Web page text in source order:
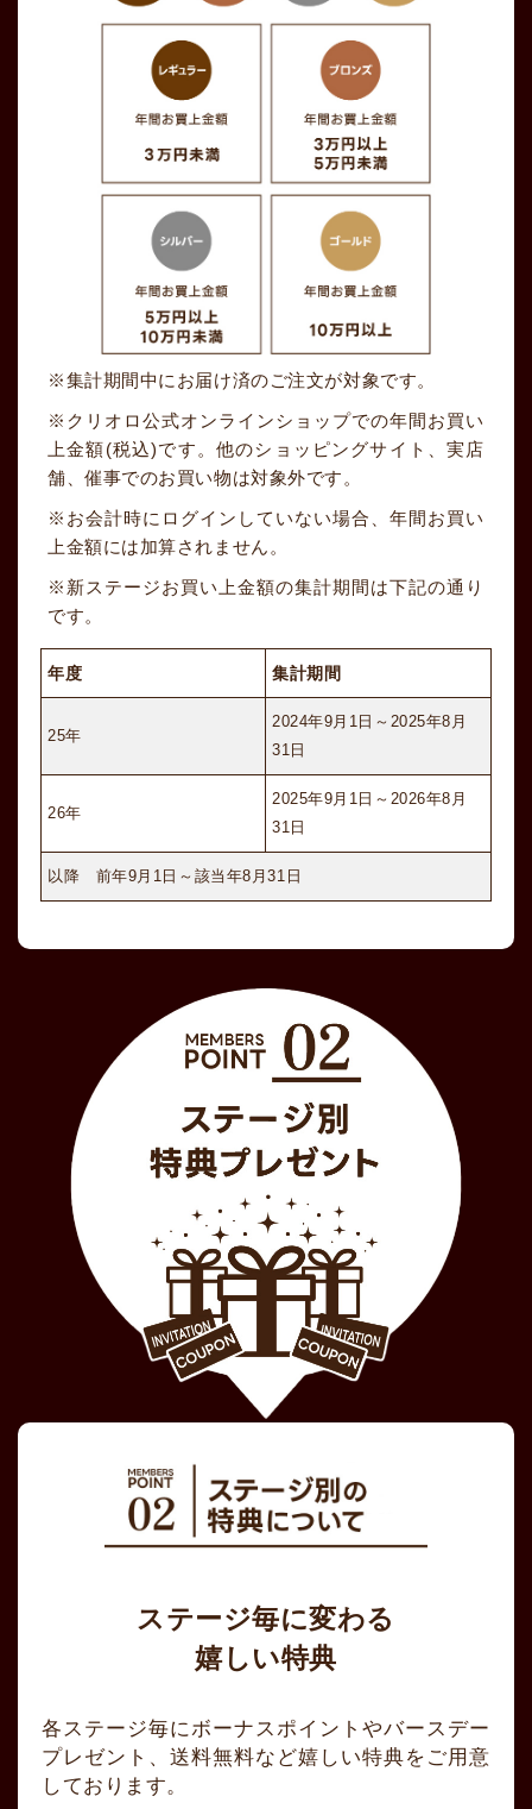
集計期間中にお届け済のご注文が対象です。
クリオロ公式オンラインショップでの年間お買い
上金額(税込)です。他のショッピングサイト、実店
舗、催事でのお買い物は対象外です。
お会計時にログインしていない場合、年間お買い
上金額には加算されません。
新ステージお買い上金額の集計期間は下記の通り
です。
年度 集計期間
25年
2024年9月1日～2025年8月
31日
26年
2025年9月1日～2026年8月
31日
以降 前年9月1日～該当年8月31日
ステージ毎に変わる
嬉しい特典
各ステージ毎にボーナスポイントやバースデー
プレゼント、送料無料など嬉しい特典をご用意
しております。